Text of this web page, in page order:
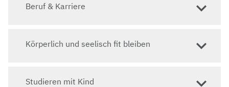
Beruf & Karriere
Körperlich und seelisch fit bleiben
Studieren mit Kind